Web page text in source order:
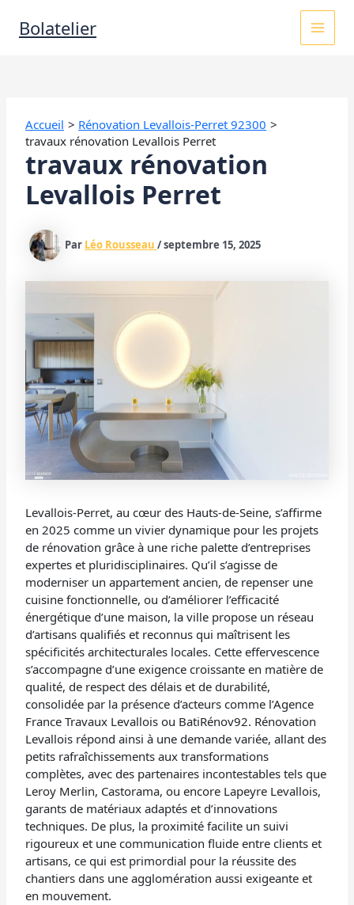
contenu
Bolatelier
MAIN
Accueil
Rénovation Levallois-Perret 92300
travaux rénovation Levallois Perret
travaux rénovation
Levallois Perret
Par Léo Rousseau/septembre 15, 2025
Levallois-Perret, au cœur des Hauts-de-Seine, s’affirme
en 2025 comme un vivier dynamique pour les projets
de rénovation grâce à une riche palette d’entreprises
expertes et pluridisciplinaires. Qu’il s’agisse de
moderniser un appartement ancien, de repenser une
cuisine fonctionnelle, ou d’améliorer l’efficacité
énergétique d’une maison, la ville propose un réseau
d’artisans qualifiés et reconnus qui maîtrisent les
spécificités architecturales locales. Cette effervescence
s’accompagne d’une exigence croissante en matière de
qualité, de respect des délais et de durabilité,
consolidée par la présence d’acteurs comme l’Agence
France Travaux Levallois ou BatiRénov92. Rénovation
Levallois répond ainsi à une demande variée, allant des
petits rafraîchissements aux transformations
complètes, avec des partenaires incontestables tels que
Leroy Merlin, Castorama, ou encore Lapeyre Levallois,
garants de matériaux adaptés et d’innovations
techniques. De plus, la proximité facilite un suivi
rigoureux et une communication fluide entre clients et
artisans, ce qui est primordial pour la réussite des
chantiers dans une agglomération aussi exigeante et
en mouvement.